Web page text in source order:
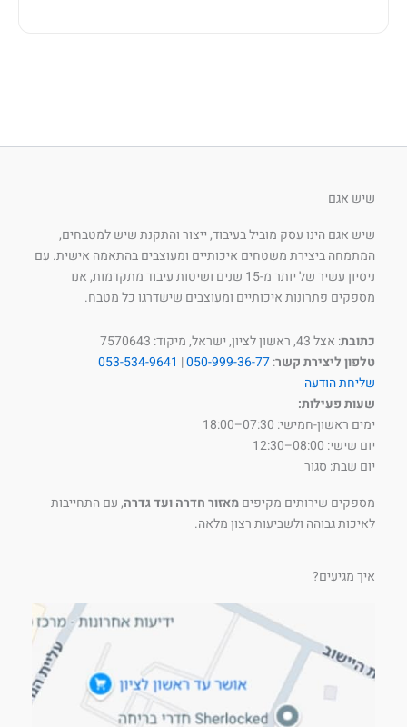
שיש אגם
שיש אגם הינו עסק מוביל בעיבוד, ייצור והתקנת שיש למטבחים,
המתמחה ביצירת משטחים איכותיים ומעוצבים בהתאמה אישית. עם
ניסיון עשיר של יותר מ-15 שנים ושיטות עיבוד מתקדמות, אנו
מספקים פתרונות איכותיים ומעוצבים שישדרגו כל מטבח.
כתובת: אצל 43, ראשון לציון, ישראל, מיקוד: 7570643
טלפון ליצירת קשר:
050-999-36-77
|
053-534-9641
שליחת הודעה
שעות פעילות:
ימים ראשון-חמישי: 07:30–18:00
יום שישי: 08:00–12:30
יום שבת: סגור
מספקים שירותים מקיפיםמאזור חדרה ועד גדרה, עם התחייבות
לאיכות גבוהה ולשביעות רצון מלאה.
איך מגיעים?